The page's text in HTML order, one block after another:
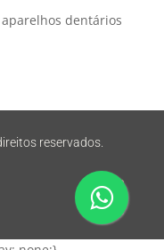
dentários
reservados.